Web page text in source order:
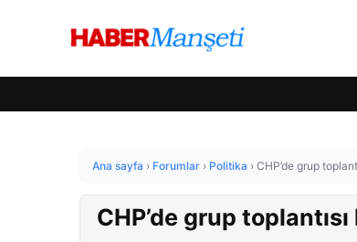
Ana sayfa › Forumlar › Politika › CHP’de grup
CHP’de grup